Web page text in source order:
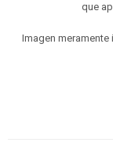
que
Imagen